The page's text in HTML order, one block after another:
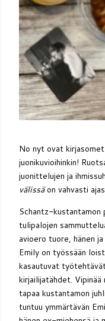
No nyt ovat
juonikuvioihinkin!
juonittelujen ja
välissäon vahvasti
Schantz-
tulipalojen
avioero tuore, hänen
Emily on työssään
kasautuvat
kirjailijatähdet.
tapaa kustantamon
tuntuu ymmärtävän